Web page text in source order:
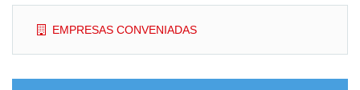
EMPRESAS CONVENIADAS